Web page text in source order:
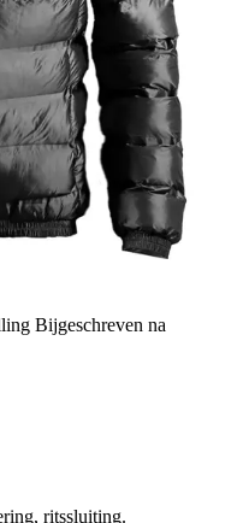
Bijgeschreven na
ritssluiting.